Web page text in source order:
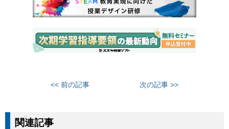
<< 前の記事 次の記事 >>
関連記事